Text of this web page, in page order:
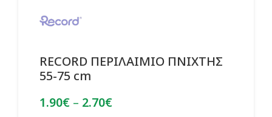
RECORD ΠΕΡΙΛΑΙΜΙΟ ΠΝΙΧΤΗΣ
55-75 cm
1.90€ – 2.70€Price